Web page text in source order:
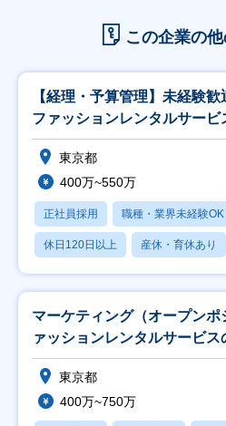
この企業の
【経理・予算管理】未経験
ファッションレンタルサービ
東京都
400万~550万
正社員採用 職種・業界未経験OK
休日120日以上 産休・育休あり
マーケティング（オープン
ァッションレンタルサービ
東京都
400万~750万